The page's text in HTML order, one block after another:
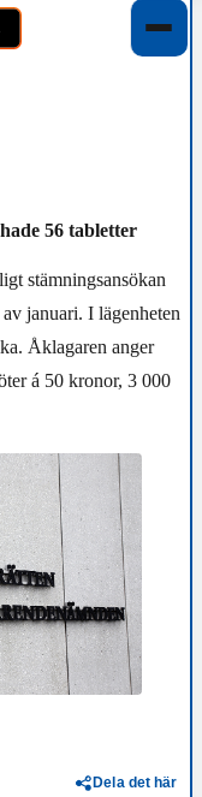
56 tabletter
stämningsansökan
januari. I lägenheten
Åklagaren anger
á 50 kronor, 3 000
Dela det här